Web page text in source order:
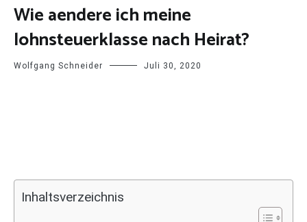
Wie aendere ich meine
lohnsteuerklasse nach Heirat?
Wolfgang Schneider Juli 30, 2020
Inhaltsverzeichnis